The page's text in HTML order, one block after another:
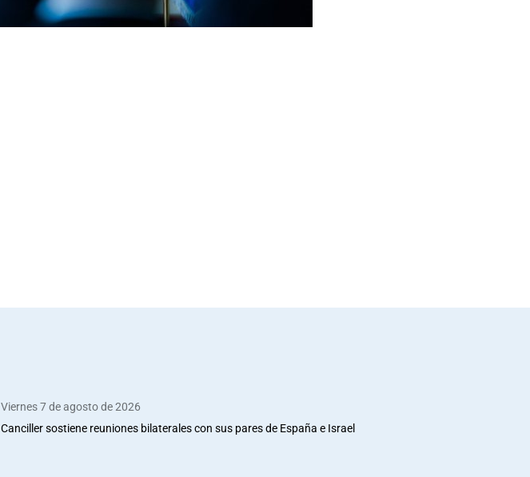
Viernes 7 de agosto de 2026
Canciller sostiene reuniones bilaterales con sus pares de España e Israel